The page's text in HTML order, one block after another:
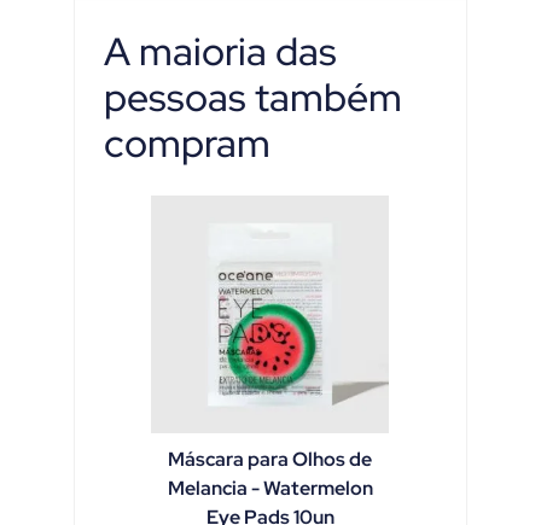
A maioria das
pessoas também
compram
Máscara para Olhos de
Melancia - Watermelon
Eye Pads 10un